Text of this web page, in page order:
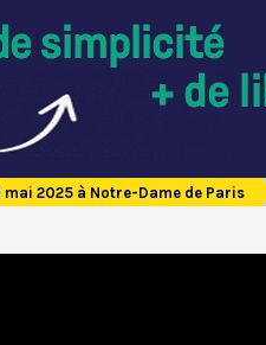
mai 2025 à Notre-Dame de Paris